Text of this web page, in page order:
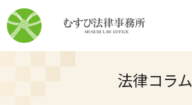
法律コラム